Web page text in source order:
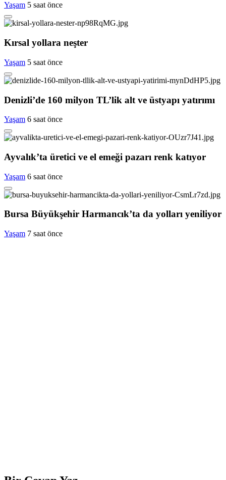
Yaşam 5 saat önce
Kırsal yollara neşter
Yaşam 5 saat önce
Denizli’de 160 milyon TL’lik alt ve üstyapı yatırımı
Yaşam 6 saat önce
Ayvalık’ta üretici ve el emeği pazarı renk katıyor
Yaşam 6 saat önce
Bursa Büyükşehir Harmancık’ta da yolları yeniliyor
Yaşam 7 saat önce